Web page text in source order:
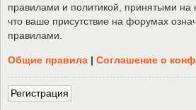
правилами и политикой, принятыми
что ваше присутствие на форумах
правилами.
Общие правила | Соглашение о
Регистрация